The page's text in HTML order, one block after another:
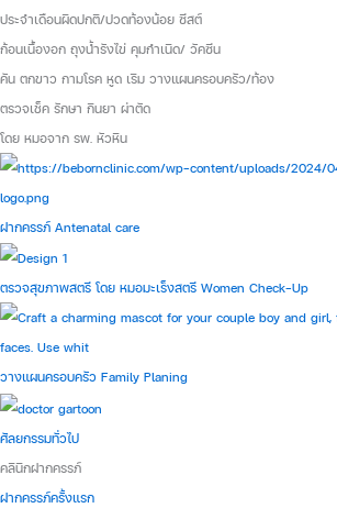
ประจำเดือนผิดปกติ/ปวดท้องน้อย ซีสต์
ก้อนเนื้องอก ถุงน้ำรังไข่ คุมกำเนิด/ วัคซีน
คัน ตกขาว กามโรค หูด เริม วางแผนครอบครัว/ท้อง
ตรวจเช็ค รักษา กินยา ผ่าตัด
โดย หมอจาก รพ. หัวหิน
ฝากครรภ์ Antenatal care
ตรวจสุขภาพสตรี โดย หมอมะเร็งสตรี Women Check-Up
วางแผนครอบครัว Family Planing
ศัลยกรรมทั่วไป
คลินิกฝากครรภ์
ฝากครรภ์ครั้งแรก